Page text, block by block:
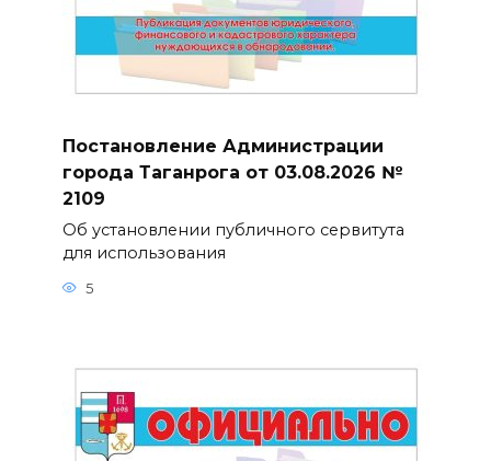
Постановление Администрации
города Таганрога от 03.08.2026 №
2109
Об установлении публичного сервитута
для использования
5